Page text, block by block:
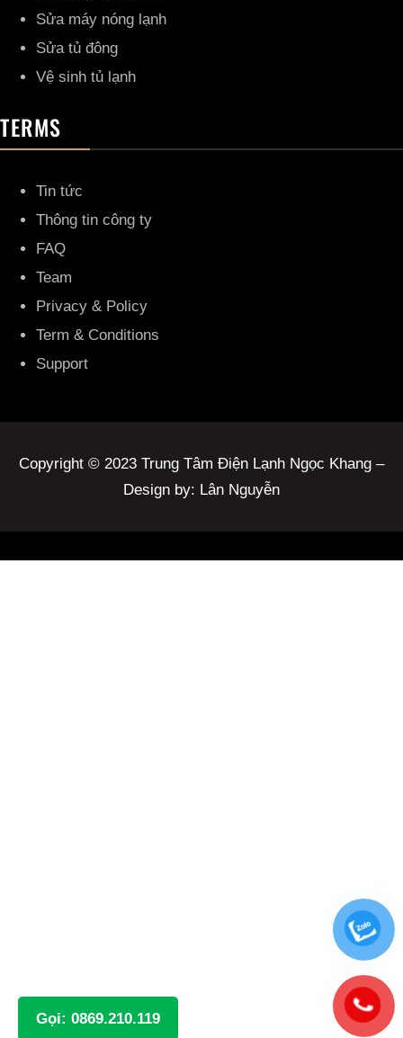
Gọi: 0869.210.119
Sửa máy nóng lạnh
Sửa tủ đông
Vệ sinh tủ lạnh
TERMS
Tin tức
Thông tin công ty
FAQ
Team
Privacy & Policy
Term & Conditions
Support
Copyright © 2023 Trung Tâm Điện Lạnh Ngọc Khang –
Design by: Lân Nguyễn